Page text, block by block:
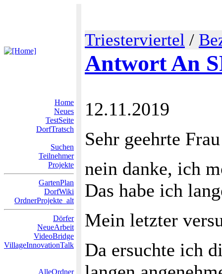
Triesterviertel /
Antwort An
Home
Neues
TestSeite
DorfTratsch
Suchen
Teilnehmer
Projekte
GartenPlan
DorfWiki
OrdnerProjekte_alt
Dörfer
NeueArbeit
VideoBridge
VillageInnovationTalk
AlleOrdner
12.11.2019
Sehr geehrte
nein danke, ich
Das habe ich
Mein letzter
Da ersuchte ich